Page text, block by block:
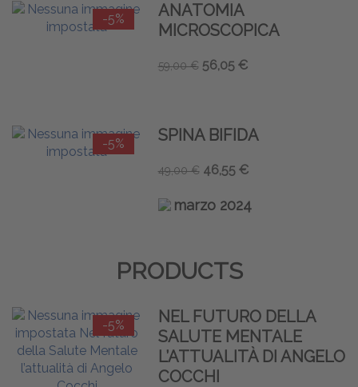
-5%
ANATOMIA
MICROSCOPICA
59,00 € 56,05 €
-5% SPINA BIFIDA
49,00 € 46,55 €
marzo 2024
PRODUCTS
-5%
NEL FUTURO DELLA
SALUTE MENTALE
L’ATTUALITÀ DI ANGELO
COCCHI